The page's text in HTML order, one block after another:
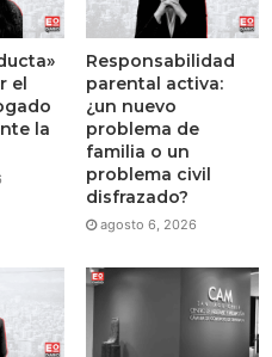
el
la
Responsabilidad
parental activa:
¿un nuevo
problema de
familia o un
problema civil
disfrazado?
agosto 6, 2026